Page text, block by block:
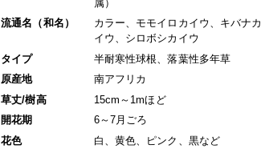
属）
流通名（和名）
カラー、モモイロカイウ、キバナカ
イウ、シロボシカイウ
タイプ
半耐寒性球根、落葉性多年草
原産地
南アフリカ
草丈/樹高
15cm～1mほど
開花期
6～7月ごろ
花色
白、黄色、ピンク、黒など